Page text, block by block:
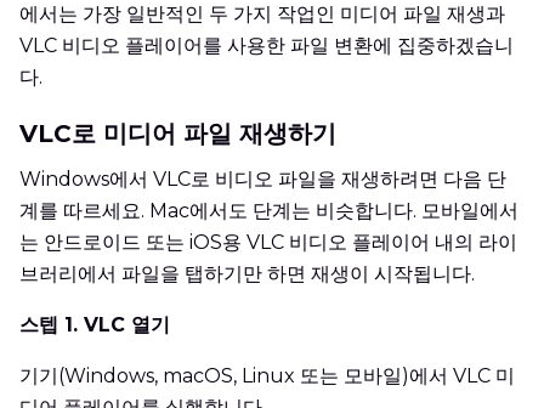
에서는 가장 일반적인 두 가지 작업인 미디어 파일 재생과
VLC 비디오 플레이어를 사용한 파일 변환에 집중하겠습니
다.
VLC로 미디어 파일 재생하기
Windows에서 VLC로 비디오 파일을 재생하려면 다음 단
계를 따르세요. Mac에서도 단계는 비슷합니다. 모바일에서
는 안드로이드 또는 iOS용 VLC 비디오 플레이어 내의 라이
브러리에서 파일을 탭하기만 하면 재생이 시작됩니다.
스텝 1. VLC 열기
기기(Windows, macOS, Linux 또는 모바일)에서 VLC 미